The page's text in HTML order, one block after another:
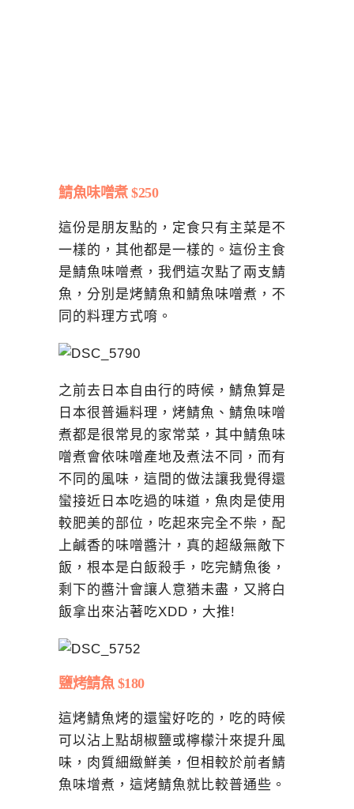
鯖魚味噌煮 $250
這份是朋友點的，定食只有主菜是不
一樣的，其他都是一樣的。這份主食
是鯖魚味噌煮，我們這次點了兩支鯖
魚，分別是烤鯖魚和鯖魚味噌煮，不
同的料理方式唷。
之前去日本自由行的時候，鯖魚算是
日本很普遍料理，烤鯖魚、鯖魚味噌
煮都是很常見的家常菜，其中鯖魚味
噌煮會依味噌產地及煮法不同，而有
不同的風味，這間的做法讓我覺得還
蠻接近日本吃過的味道，魚肉是使用
較肥美的部位，吃起來完全不柴，配
上鹹香的味噌醬汁，真的超級無敵下
飯，根本是白飯殺手，吃完鯖魚後，
剩下的醬汁會讓人意猶未盡，又將白
飯拿出來沾著吃XDD，大推!
鹽烤鯖魚 $180
這烤鯖魚烤的還蠻好吃的，吃的時候
可以沾上點胡椒鹽或檸檬汁來提升風
味，肉質細緻鮮美，但相較於前者鯖
魚味增煮，這烤鯖魚就比較普通些。